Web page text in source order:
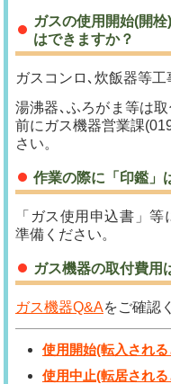
ガスの使用開始(開
はできますか？
ガスコンロ､炊飯器等工
湯沸器､ふろがま等は
前にガス機器営業課
さい。
作業の際に「印鑑」
「ガス使用申込書」
準備ください。
ガス機器の取付費用
ガス機器Q&Aをご確認
使用開始(転入され
使用中止(転居され